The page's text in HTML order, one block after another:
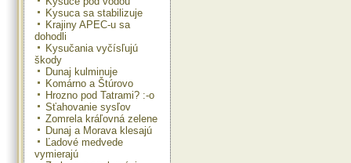
Kysuca sa stabilizuje
Krajiny APEC-u sa
dohodli
Kysučania vyčísľujú
škody
Dunaj kulminuje
Komárno a Štúrovo
Hrozno pod Tatrami? :-o
Sťahovanie sysľov
Zomrela kráľovná zelene
Dunaj a Morava klesajú
Ľadové medvede
vymierajú